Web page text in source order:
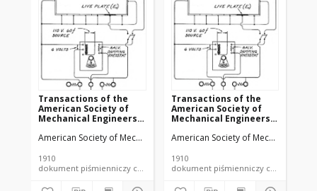
Transactions of the
American Society of
Mechanical Engineers
American Society of Mechanical Engineers
1910
dokument piśmienniczy czasopismo
Transactions of the
American Society of
Mechanical Engineers
American Society of Mechanical
1910
dokument piśmienniczy czasopismo